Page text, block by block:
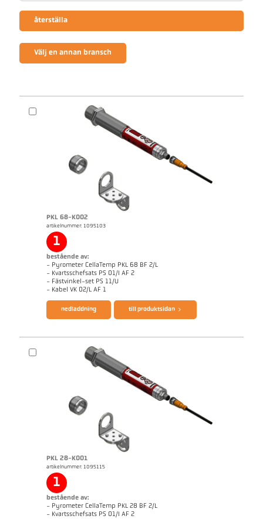
återställa
Välj en annan bransch
PKL 68-K002
artikelnummer: 1095103
1
bestående av:
- Pyrometer CellaTemp PKL 68 BF 2/L
- Kvartsschefsats PS 01/I AF 2
- Fästvinkel-set PS 11/U
- Kabel VK 02/L AF 1
broschyr CellaTemp PK PKF PKL
nedladdning till produktsidan
PKL 28-K001
artikelnummer: 1095115
1
bestående av:
- Pyrometer CellaTemp PKL 28 BF 2/L
- Kvartsschefsats PS 01/I AF 2